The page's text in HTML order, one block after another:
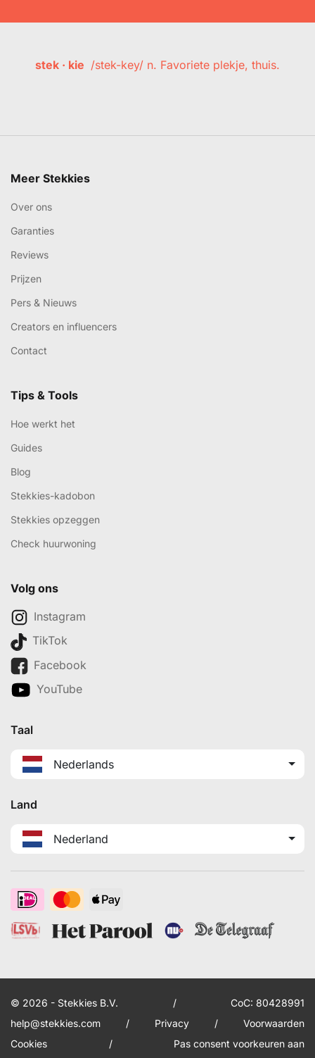
stek · kie /stek-key/ n. Favoriete plekje, thuis.
Meer Stekkies
Over ons
Garanties
Reviews
Prijzen
Pers & Nieuws
Creators en influencers
Contact
Tips & Tools
Hoe werkt het
Guides
Blog
Stekkies-kadobon
Stekkies opzeggen
Check huurwoning
Volg ons
Instagram
TikTok
Facebook
YouTube
Taal
Nederlands
Land
Nederland
© 2026 - Stekkies B.V. /
CoC: 80428991
help@stekkies.com
/ Privacy /
Voorwaarden
Cookies
/ Pas consent voorkeuren aan